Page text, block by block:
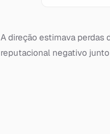
A direção estimava perdas
reputacional negativo